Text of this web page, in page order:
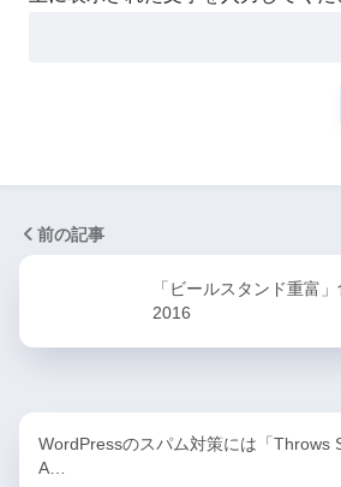
前の記事
「ビールスタンド重富
2016
WordPressのスパム対策には「Throws
A…